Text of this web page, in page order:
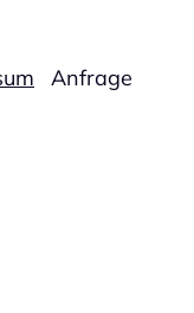
Anfrage